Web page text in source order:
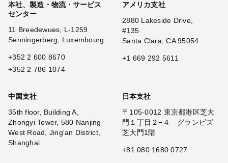
本社、製造・物流・サービス
センター
11 Breedewues, L-1259
Senningerberg, Luxembourg
+352 2 600 8670
+352 2 786 1074
アメリカ支社
2880 Lakeside Drive,
#135
Santa Clara, CA 95054
+1 669 292 5611
中国支社
35th floor, Building A,
Zhongyi Tower, 580 Nanjing
West Road, Jing'an District,
Shanghai
日本支社
〒105-0012 東京都港区芝大
門１丁目２−４ グランビズ
芝大門1階
+81 080 1680 0727